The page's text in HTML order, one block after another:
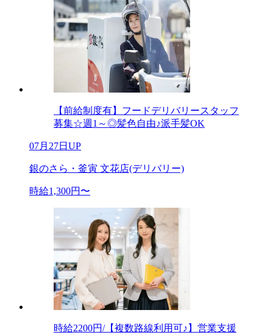
【前給制度有】フードデリバリースタッフ
募集☆週1～◎髪色自由♪派手髪OK
07月27日UP
銀のさら・釜寅 文花店(デリバリー)
時給1,300円〜
時給2200円/【複数路線利用可♪】営業支援